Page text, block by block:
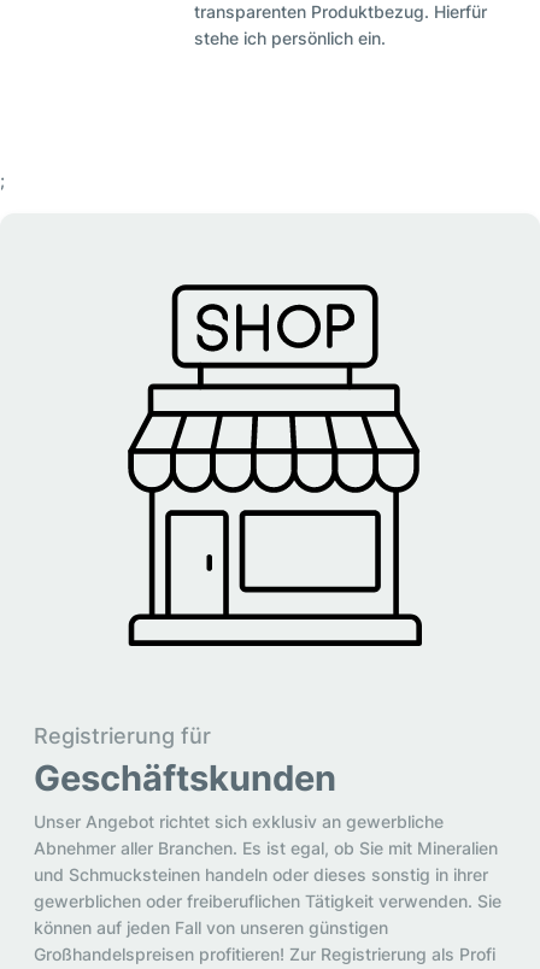
transparenten Produktbezug. Hierfür
stehe ich persönlich ein.
;
Registrierung für
Geschäftskunden
Unser Angebot richtet sich exklusiv an gewerbliche
Abnehmer aller Branchen. Es ist egal, ob Sie mit Mineralien
und Schmucksteinen handeln oder dieses sonstig in ihrer
gewerblichen oder freiberuflichen Tätigkeit verwenden. Sie
können auf jeden Fall von unseren günstigen
Großhandelspreisen profitieren! Zur Registrierung als Profi